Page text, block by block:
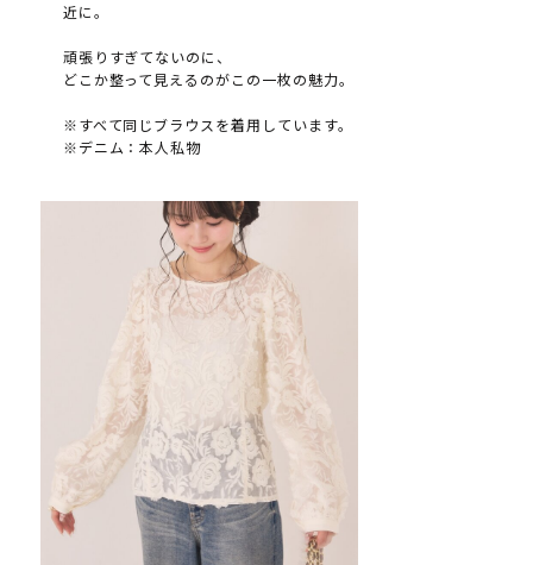
近に。
頑張りすぎてないのに、
どこか整って見えるのがこの一枚の魅力。
※すべて同じブラウスを着用しています。
※デニム：本人私物